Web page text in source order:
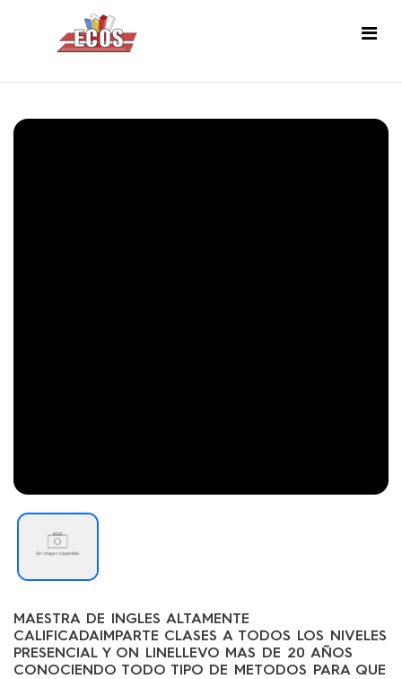
MAESTRA DE INGLES ALTAMENTE
CALIFICADAIMPARTE CLASES A TODOS LOS NIVELES
PRESENCIAL Y ON LINELLEVO MAS DE 20 AÑOS
CONOCIENDO TODO TIPO DE METODOS PARA QUE